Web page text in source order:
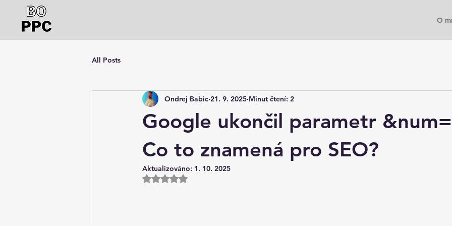
O
All Posts
Google ukončil parametr
Co to znamená pro SEO?
Ondrej Babic 21. 9. 2025 Minut čtení: 2
Aktualizováno: 1. 10. 2025
Hodnoceno NaN z 5 hvězdiček.